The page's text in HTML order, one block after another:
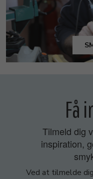
Få
Tilmeld dig
inspiration,
Ved at tilmelde